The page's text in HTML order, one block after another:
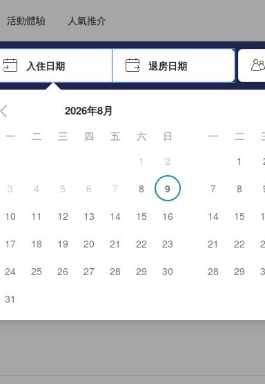
活動體驗 人氣推介
Enter鍵選擇
入住日期 退房日期
鍵開始瀏覽日期選擇器，並使用方向鍵瀏覽入住和退房
2026年8月
一 二 三 四 五 六
日
1
2
3
4 5 6 7 8
9
10
11 12 13 14 15
16
17
18 19 20 21 22
23
24
25 26 27 28 29
30
31
一 二
1
7
8
14
15
21
22
28
29
照片